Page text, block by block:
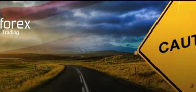
即时开户 交易平台
对于合作伙伴 广告